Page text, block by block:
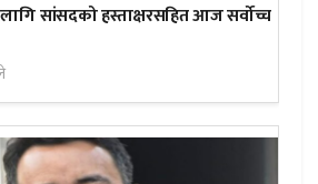
सांसदको हस्ताक्षरसहित आज सर्वोच्च